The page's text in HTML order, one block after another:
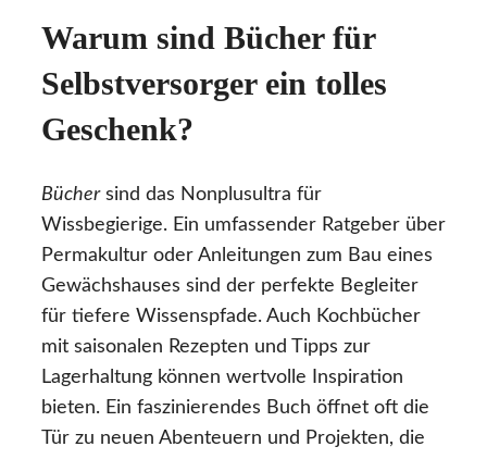
Warum sind Bücher für
Selbstversorger ein tolles
Geschenk?
Büchersind das Nonplusultra für
Wissbegierige. Ein umfassender Ratgeber über
Permakultur oder Anleitungen zum Bau eines
Gewächshauses sind der perfekte Begleiter
für tiefere Wissenspfade. Auch Kochbücher
mit saisonalen Rezepten und Tipps zur
Lagerhaltung können wertvolle Inspiration
bieten. Ein faszinierendes Buch öffnet oft die
Tür zu neuen Abenteuern und Projekten, die